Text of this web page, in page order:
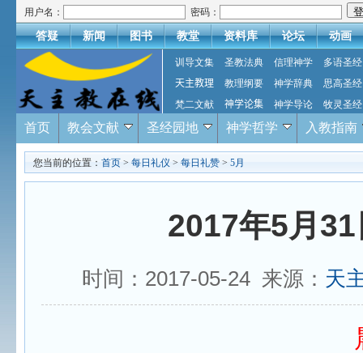
用户名： 密码：
答疑 新闻 图书 教堂 资料库 论坛 动画
训导文集 圣教法典 信理神学
多语圣经
天主教理
教理纲要 神学辞典
思高圣经
梵二文献
神学论集 神学导论 牧灵圣经
首页 教会文献 圣经园地 神学哲学 入教指南
您当前的位置： 首页 > 每日礼仪 > 每日礼赞 > 5月
2017年5月
时间：2017-05-24 来源： 天